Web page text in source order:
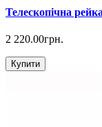
Телескопічна
2 220.00грн.
Купити